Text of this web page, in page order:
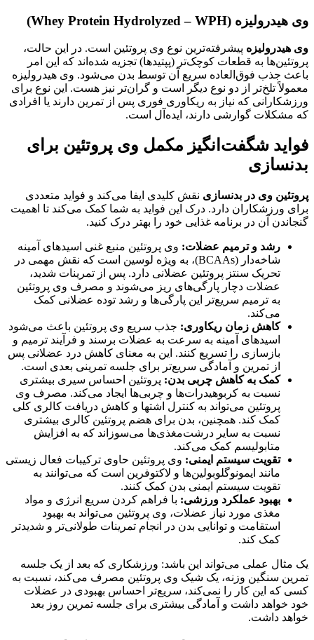
وی هیدرولیزه (Whey Protein Hydrolyzed – WPH)
وی هیدرولیزه پیشرفته‌ترین نوع وی پروتئین است. در این حالت،
پروتئین‌ها به قطعات کوچک‌تر (پپتیدها) تجزیه شده‌اند که این امر
باعث جذب فوق‌العاده سریع آن توسط بدن می‌شود. وی هیدرولیزه
معمولاً تلخ‌تر از دو نوع دیگر است و گران‌تر نیز هست. این نوع برای
ورزشکارانی که نیاز به ریکاوری فوری پس از تمرین دارند یا افرادی
که مشکلات گوارشی دارند، ایده‌آل است.
فواید شگفت‌انگیز مکمل وی پروتئین برای
بدنسازی
پروتئین وی در بدنسازی نقش کلیدی ایفا می‌کند و فواید متعددی
برای ورزشکاران دارد. درک این فواید به شما کمک می‌کند تا اهمیت
گنجاندن آن در برنامه غذایی خود را بهتر درک کنید.
رشد و ترمیم عضلات: وی پروتئین منبع غنی اسیدهای آمینه
شاخه‌دار (BCAAs)، به ویژه لوسین است که نقش مهمی در
تحریک سنتز پروتئین عضلانی دارد. پس از تمرینات شدید،
عضلات دچار پارگی‌های ریز می‌شوند و مصرف وی پروتئین
به ترمیم سریع‌تر این پارگی‌ها و رشد توده عضلانی کمک
می‌کند.
کاهش زمان ریکاوری: جذب سریع وی پروتئین باعث می‌شود
اسیدهای آمینه به سرعت به عضلات برسند و فرآیند ترمیم و
بازسازی را تسریع کنند. این به معنای کاهش درد عضلانی پس
از تمرین و آمادگی سریع‌تر برای جلسه تمرینی بعدی است.
کمک به کاهش چربی بدن: پروتئین احساس سیری بیشتری
نسبت به کربوهیدرات‌ها و چربی‌ها ایجاد می‌کند. مصرف وی
پروتئین می‌تواند به کنترل اشتها و کاهش دریافت کالری کلی
کمک کند. همچنین، بدن برای هضم پروتئین کالری بیشتری
نسبت به سایر درشت‌مغذی‌ها می‌سوزاند که به افزایش
متابولیسم کمک می‌کند.
تقویت سیستم ایمنی: وی پروتئین حاوی ترکیبات فعال زیستی
مانند ایمونوگلوبولین‌ها و لاکتوفرین است که می‌توانند به
تقویت سیستم ایمنی بدن کمک کنند.
بهبود عملکرد ورزشی: با فراهم کردن سریع انرژی و مواد
مغذی مورد نیاز عضلات، وی پروتئین می‌تواند به بهبود
استقامت و توانایی بدن در انجام تمرینات طولانی‌تر و شدیدتر
کمک کند.
یک مثال عملی می‌تواند این باشد: ورزشکاری که بعد از یک جلسه
تمرین سنگین وزنه، یک شیک وی پروتئین مصرف می‌کند، نسبت به
کسی که این کار را نمی‌کند، سریع‌تر احساس بهبودی در عضلات
خود خواهد داشت و آمادگی بیشتری برای جلسه تمرین روز بعد
خواهد داشت.